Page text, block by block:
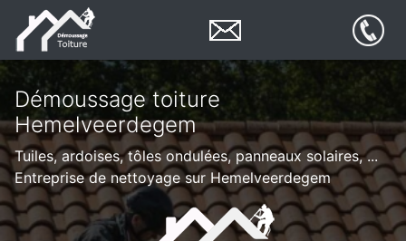
Démoussage toiture
Hemelveerdegem
Tuiles, ardoises, tôles ondulées, panneaux solaires, ...
Entreprise de nettoyage sur Hemelveerdegem